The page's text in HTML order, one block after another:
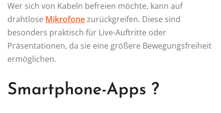
Wer sich von Kabeln befreien möchte, kann auf
drahtlose Mikrofonezurückgreifen. Diese sind
besonders praktisch für Live-Auftritte oder
Präsentationen, da sie eine größere Bewegungsfreiheit
ermöglichen.
Smartphone-Apps ?